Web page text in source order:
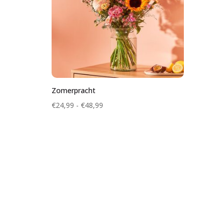
Zomerpracht
€24,99 - €48,99Prijsklasse: